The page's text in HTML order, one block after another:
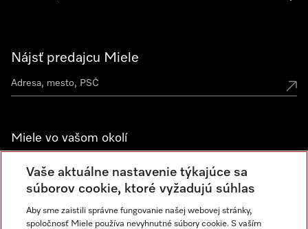
Nájsť predajcu Miele
Miele vo vašom okolí
Spoznajte predajne Miele
Newsletter
Vaše aktuálne nastavenie týkajúce sa
súborov cookie, ktoré vyžadujú súhlas
Aby sme zaistili správne fungovanie našej webovej stránky,
spoločnosť Miele používa nevyhnutné súbory cookie. S vaším